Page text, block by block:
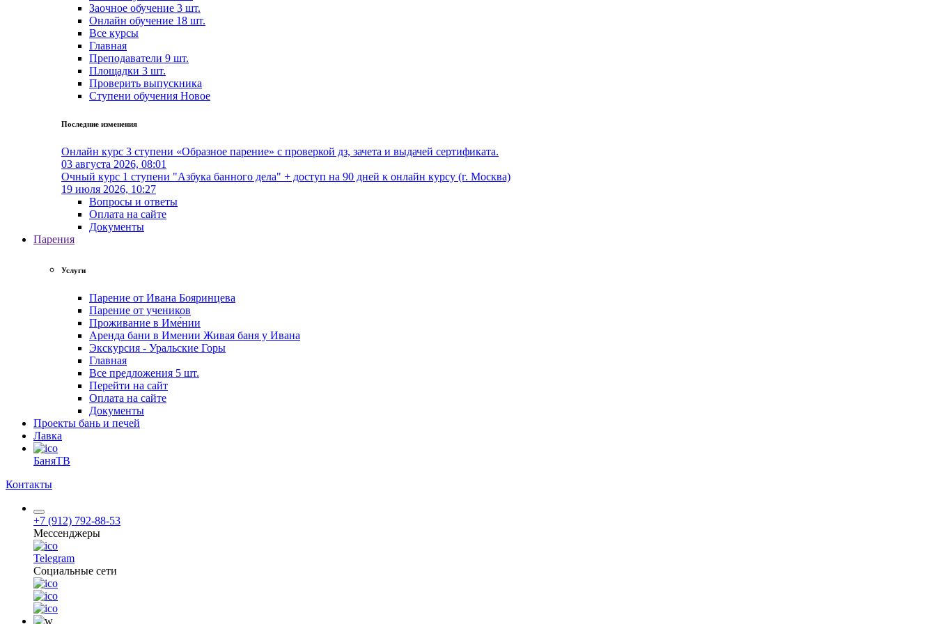
Заочное обучение 3 шт.
Онлайн обучение 18 шт.
Все курсы
Главная
Преподаватели 9 шт.
Площадки 3 шт.
Проверить выпускника
Cтупени обучения Новое
Последние изменения
Онлайн курс 3 ступени «Образное парение» с проверкой дз, зачета и выдачей сертификата.
03 августа 2026, 08:01
Очный курс 1 ступени "Азбука банного дела" + доступ на 90 дней к онлайн курсу (г. Москва)
19 июля 2026, 10:27
Вопросы и ответы
Оплата на сайте
Документы
Парения
Услуги
Парение от Ивана Бояринцева
Парение от учеников
Проживание в Име́нии
Аренда бани в Имении Живая баня у Ивана
Экскурсия - Уральские Горы
Главная
Все предложения 5 шт.
Перейти на сайт
Оплата на сайте
Документы
Проекты бань и печей
Лавка
БаняТВ
Контакты
+7 (912) 792-88-53
Мессенджеры
Telegram
Социальные сети